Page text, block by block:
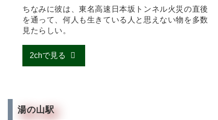
ちなみに彼は、東名高速日本坂トンネル火災の直後
を通って、何人も生きている人と思えない物を多数
見たらしい。
2chで見る
湯の山駅